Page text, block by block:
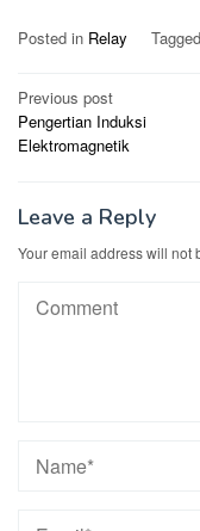
Posted in Relay Tagged
Post
navigation
Previous post
Pengertian Induksi
Elektromagnetik
Leave a Reply
Your email address will not